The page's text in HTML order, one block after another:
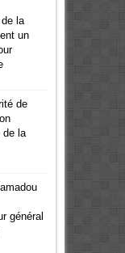
la
un
de
de la
général